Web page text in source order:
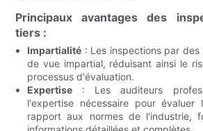
Principaux avantages des
tiers :
Impartialité : Les inspections par
de vue impartial, réduisant ainsi le
processus d'évaluation.
Expertise : Les auditeurs
l'expertise nécessaire pour évaluer
rapport aux normes de l'industrie,